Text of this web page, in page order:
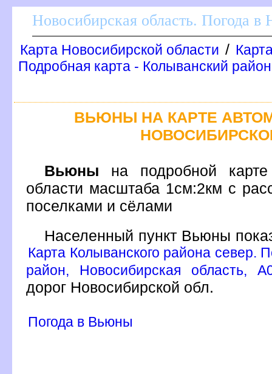
Новосибирская область. Погода в
Карта Новосибирской области /
Подробная карта - Колыванский
ЬЮНЫ НА КАРТЕ
ьюны на подробной карте
области масштаба 1см:2км с
поселками и сёлами
Населенный пункт Вьюны
Карта Колыванского района север.
район, Новосибирская область,
дорог Новосибирской обл.
Погода в Вьюны